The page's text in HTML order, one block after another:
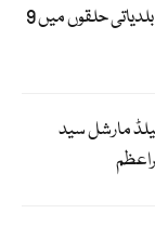
الیکشن کمیشن نے بلوچستان کے 4 بلدیاتی حلقوں میں 9
مارشل سید